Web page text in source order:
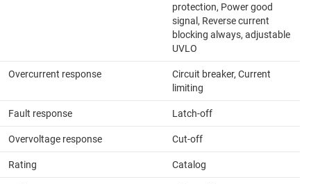
protection, Power good
signal, Reverse current
blocking always, adjustable
UVLO
Overcurrent response
Circuit breaker, Current
limiting
Fault response Latch-off
Overvoltage response Cut-off
Rating Catalog